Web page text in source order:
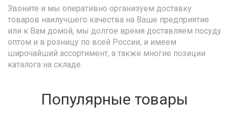
Звоните и мы оперативно организуем доставку
товаров наилучшего качества на Ваше предприятие
или к Вам домой, мы долгое время доставляем посуду
оптом и в розницу по всей России, и имеем
широчайший ассортимент, а также многие позиции
каталога на складе.
Популярные товары